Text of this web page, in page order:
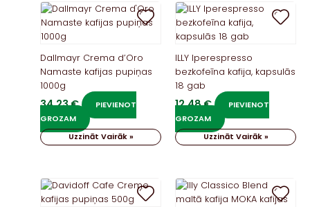
Dallmayr Crema d’Oro
Namaste kafijas pupiņas
1000g
34,23€
PIEVIENOT
GROZAM
Uzzināt Vairāk »
ILLY Iperespresso
bezkofeīna kafija, kapsulās
18 gab
12,48€
PIEVIENOT
GROZAM
Uzzināt Vairāk »